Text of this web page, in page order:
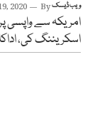
2020 Byویب ڈیسک
امریکہ سے واپسی
اسکریننگ کی،